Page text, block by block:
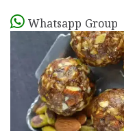
Whatsapp Group